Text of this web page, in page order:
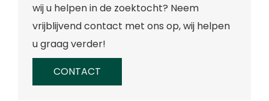
wij u helpen in de zoektocht? Neem
vrijblijvend contact met ons op, wij helpen
u graag verder!
CONTACT